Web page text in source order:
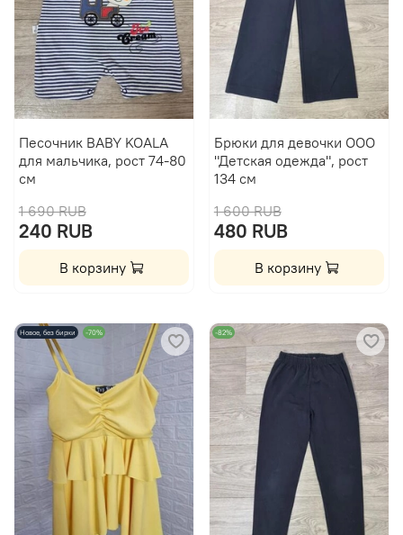
Песочник BABY KOALA
для мальчика, рост 74-80
см
1 690 RUB
240 RUB
В корзину
Брюки для девочки ООО
"Детская одежда", рост
134 см
1 600 RUB
480 RUB
В корзину
Новое, без бирки -70% -82%